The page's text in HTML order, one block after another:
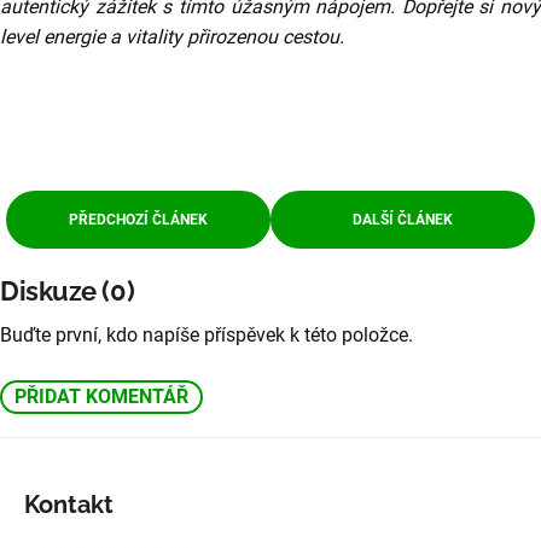
autentický zážitek s tímto úžasným nápojem. Dopřejte si nový
level energie a vitality přirozenou cestou.
PŘEDCHOZÍ ČLÁNEK DALŠÍ ČLÁNEK
Diskuze (0)
Buďte první, kdo napíše příspěvek k této položce.
PŘIDAT KOMENTÁŘ
Kontakt